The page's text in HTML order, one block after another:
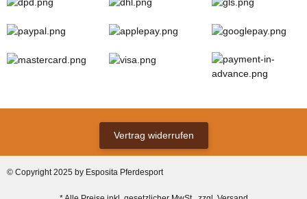
Zilco
Zilco Sicherheits-
(Sicherungsadapter)
Bestseller
Vertrag widerrufen
© Copyright 2025 by Esposita Pferdesport